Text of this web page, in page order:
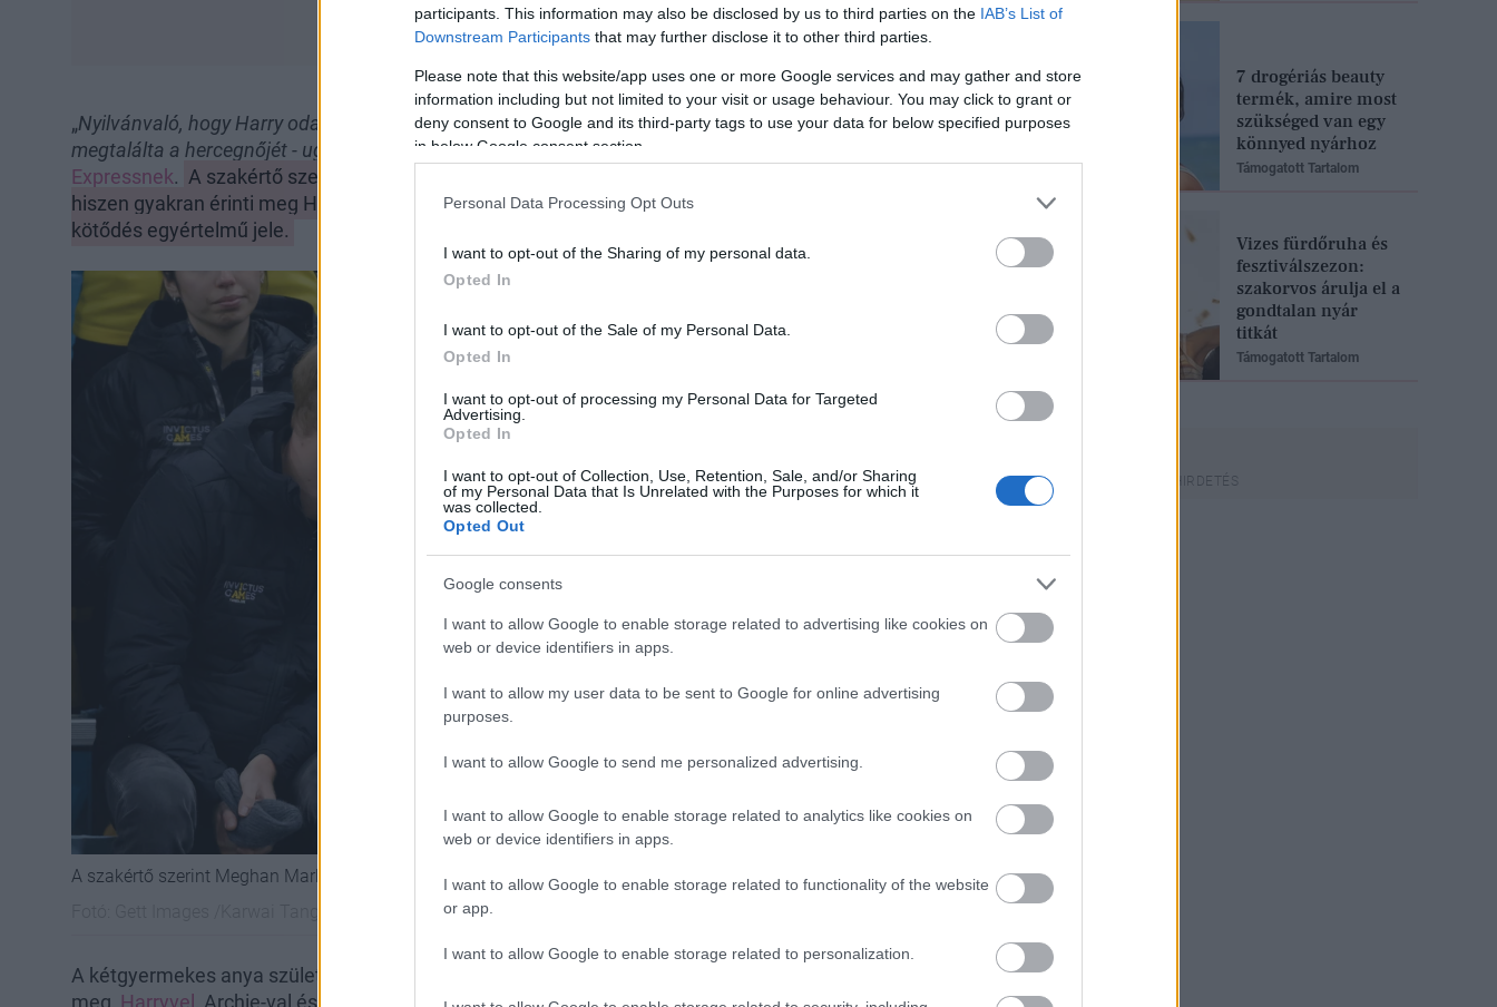
participants. This information may also be disclosed by us to third parties on the IAB’s List of
Downstream Participants that may further disclose it to other third parties.
Please note that this website/app uses one or more Google services and may gather and store
information including but not limited to your visit or usage behaviour. You may click to grant or
deny consent to Google and its third-party tags to use your data for below specified purposes
in below Google consent section.
Personal Data Processing Opt Outs
I want to opt-out of the Sharing of my personal data.
Opted In
I want to opt-out of the Sale of my Personal Data.
Opted In
I want to opt-out of processing my Personal Data for Targeted
Advertising.
Opted In
I want to opt-out of Collection, Use, Retention, Sale, and/or Sharing
of my Personal Data that Is Unrelated with the Purposes for which it
was collected.
Opted Out
Google consents
I want to allow Google to enable storage related to advertising like cookies on
web or device identifiers in apps.
I want to allow my user data to be sent to Google for online advertising
purposes.
I want to allow Google to send me personalized advertising.
I want to allow Google to enable storage related to analytics like cookies on
web or device identifiers in apps.
I want to allow Google to enable storage related to functionality of the website
or app.
I want to allow Google to enable storage related to personalization.
„Nyilvánvaló, hogy Harry odavan Meghanért. Pusztán az, ahogyan ránéz, bizonyítja, hogy
megtalálta a hercegnőjét - ugyanígy érez Meghan is” – nyilatkozta Stanton az
Expressnek. A szakértő szerint Meghan sem marad adós a szeretet kifejezésével,
hiszen gyakran érinti meg Harry karját vagy hátát, ami a köztük lévő mély érzelmi
kötődés egyértelmű jele.
A szakértő szerint Meghan Markle hét év után is Harry "hercegnője"
A kétgyermekes anya születésnapját várhatóan szűk családi körben ünneplik majd
meg, Harryvel , Archie-val és Lilibettel. Bár a pár híres arról, hogy óvja magánéletét, nem
7 drogériás beauty
termék, amire most
szükséged van egy
könnyed nyárhoz
Támogatott Tartalom
Vizes fürdőruha és
fesztiválszezon:
szakorvos árulja el a
gondtalan nyár
titkát
Támogatott Tartalom